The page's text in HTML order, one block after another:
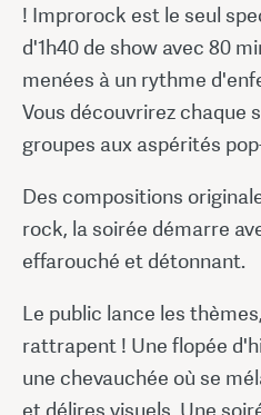
! Improrock est le seul
d'1h40 de show avec 80
menées à un rythme
Vous découvrirez chaque
groupes aux aspérités
Des compositions
rock, la soirée démarre
effarouché et détonnant.
Le public lance les
rattrapent ! Une flopée
une chevauchée où se
et délires visuels. Une